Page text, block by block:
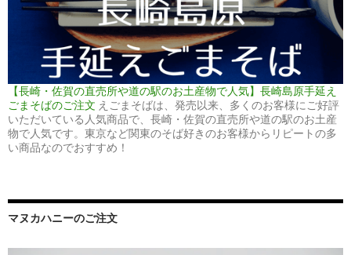
【長崎・佐賀の直売所や道の駅のお土産物で人気】長崎島原手延え
ごまそばのご注文 えごまそばは、発売以来、多くのお客様にご好評
いただいている人気商品で、長崎・佐賀の直売所や道の駅のお土産
物で人気です。東京など関東のそば好きのお客様からリピートの多
い商品なのでおすすめ！
マヌカハニーのご注文